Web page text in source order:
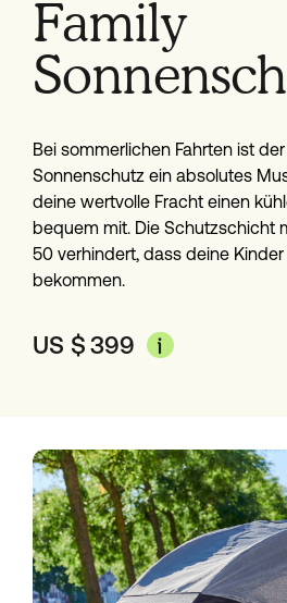
Family
Bei sommerlichen Fahrten ist
Sonnenschutz ein absolutes
deine wertvolle Fracht einen
bequem mit. Die Schutzschicht
50 verhindert, dass deine
bekommen.
US $399
Family